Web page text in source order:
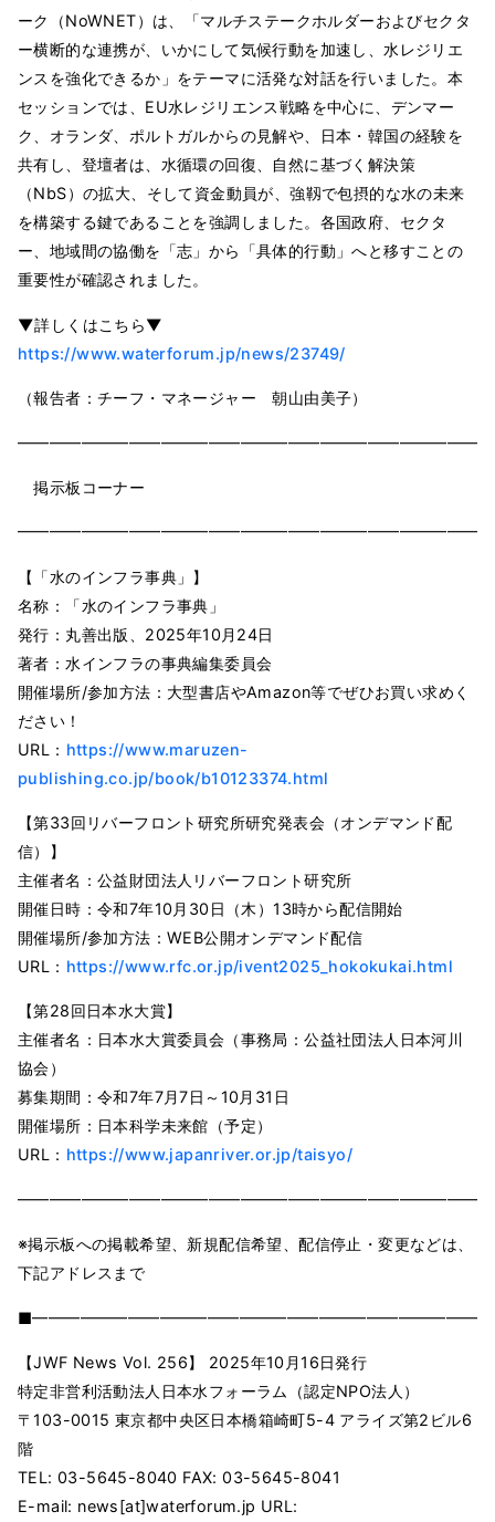
ーク（NoWNET）は、「マルチステークホルダーおよびセクタ
ー横断的な連携が、いかにして気候行動を加速し、水レジリエ
ンスを強化できるか」をテーマに活発な対話を行いました。本
セッションでは、EU水レジリエンス戦略を中心に、デンマー
ク、オランダ、ポルトガルからの見解や、日本・韓国の経験を
共有し、登壇者は、水循環の回復、自然に基づく解決策
（NbS）の拡大、そして資金動員が、強靱で包摂的な水の未来
を構築する鍵であることを強調しました。各国政府、セクタ
ー、地域間の協働を「志」から「具体的行動」へと移すことの
重要性が確認されました。
▼詳しくはこちら▼
https://www.waterforum.jp/news/23749/
（報告者：チーフ・マネージャー 朝山由美子）
掲示板コーナー
【「水のインフラ事典」】
名称：「水のインフラ事典」
発行：丸善出版、2025年10月24日
著者：水インフラの事典編集委員会
開催場所/参加方法：大型書店やAmazon等でぜひお買い求めく
ださい！
URL： https://www.maruzen-
publishing.co.jp/book/b10123374.html
【第33回リバーフロント研究所研究発表会（オンデマンド配
信）】
主催者名：公益財団法人リバーフロント研究所
開催日時：令和7年10月30日（木）13時から配信開始
開催場所/参加方法：WEB公開オンデマンド配信
URL： https://www.rfc.or.jp/ivent2025_hokokukai.html
【第28回日本水大賞】
主催者名：日本水大賞委員会（事務局：公益社団法人日本河川
協会）
募集期間：令和7年7月7日～10月31日
開催場所：日本科学未来館（予定）
URL： https://www.japanriver.or.jp/taisyo/
※掲⽰板への掲載希望、新規配信希望、配信停⽌・変更などは、
下記アドレスまで
【JWF News Vol. 256】 2025年10月16日発⾏
特定⾮営利活動法⼈⽇本⽔フォーラム（認定NPO法⼈）
〒103-0015 東京都中央区⽇本橋箱崎町5-4 アライズ第2ビル6
階
TEL: 03-5645-8040 FAX: 03-5645-8041
E-mail: news[at]waterforum.jp URL: